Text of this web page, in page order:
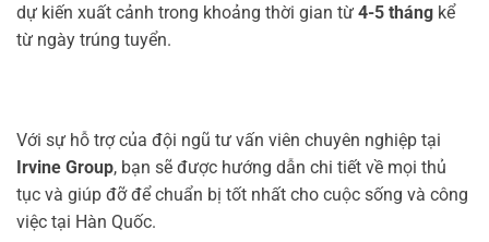
dự kiến xuất cảnh trong khoảng thời gian từ 4-5 tháng kể
từ ngày trúng tuyển.
Với sự hỗ trợ của đội ngũ tư vấn viên chuyên nghiệp tại
Irvine Group, bạn sẽ được hướng dẫn chi tiết về mọi thủ
tục và giúp đỡ để chuẩn bị tốt nhất cho cuộc sống và công
việc tại Hàn Quốc.